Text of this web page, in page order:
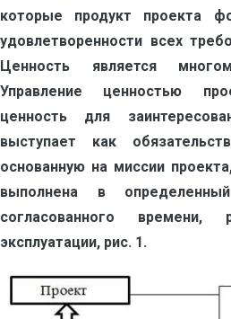
которые продукт проекта
удовлетворенности всех
Ценность является
Управление ценностью
ценность для
выступает как
основанную на миссии
выполнена в
согласованного времени,
эксплуатации, рис. 1.